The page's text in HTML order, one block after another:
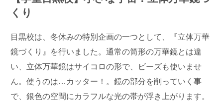
くり
目黒校は、冬休みの特別企画の一つとして、『立体万華
鏡づくり』を行いました。通常の筒形の万華鏡とは違
い、立体万華鏡はサイコロの形で、ビーズも使いませ
ん。使うのは…カッター！。鏡の部分を削っていく事
で、銀色の空間にカラフルな光の帯が浮き上がります。